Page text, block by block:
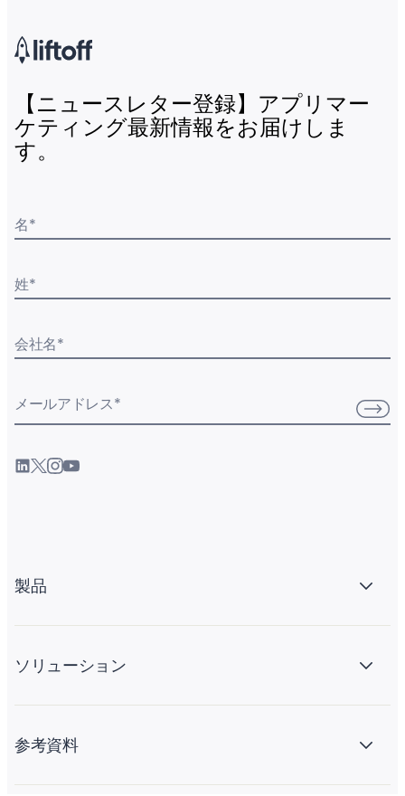
【ニュースレター登録】アプリマー
ケティング最新情報をお届けしま
す。
名*
姓*
会社名*
メールアドレス*
製品
ソリューション
参考資料